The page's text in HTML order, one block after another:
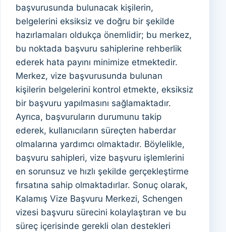
başvurusunda bulunacak kişilerin,
belgelerini eksiksiz ve doğru bir şekilde
hazırlamaları oldukça önemlidir; bu merkez,
bu noktada başvuru sahiplerine rehberlik
ederek hata payını minimize etmektedir.
Merkez, vize başvurusunda bulunan
kişilerin belgelerini kontrol etmekte, eksiksiz
bir başvuru yapılmasını sağlamaktadır.
Ayrıca, başvuruların durumunu takip
ederek, kullanıcıların süreçten haberdar
olmalarına yardımcı olmaktadır. Böylelikle,
başvuru sahipleri, vize başvuru işlemlerini
en sorunsuz ve hızlı şekilde gerçekleştirme
fırsatına sahip olmaktadırlar. Sonuç olarak,
Kalamış Vize Başvuru Merkezi, Schengen
vizesi başvuru sürecini kolaylaştıran ve bu
süreç içerisinde gerekli olan destekleri